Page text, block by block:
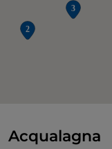
Acqualagna